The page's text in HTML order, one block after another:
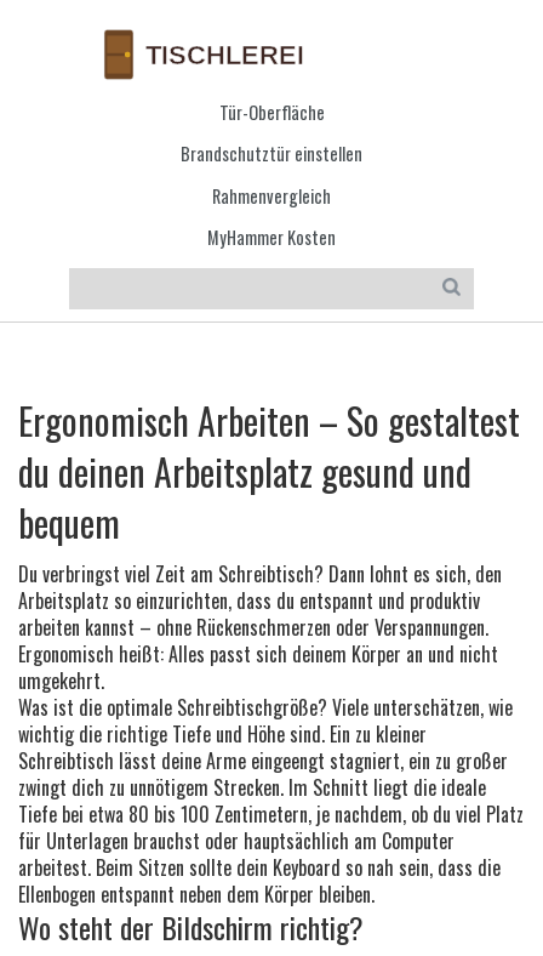
Tür-Oberfläche
Brandschutztür einstellen
Rahmenvergleich
MyHammer Kosten
Ergonomisch Arbeiten – So gestaltest
du deinen Arbeitsplatz gesund und
bequem
Du verbringst viel Zeit am Schreibtisch? Dann lohnt es sich, den
Arbeitsplatz so einzurichten, dass du entspannt und produktiv
arbeiten kannst – ohne Rückenschmerzen oder Verspannungen.
Ergonomisch heißt: Alles passt sich deinem Körper an und nicht
umgekehrt.
Was ist die optimale Schreibtischgröße? Viele unterschätzen, wie
wichtig die richtige Tiefe und Höhe sind. Ein zu kleiner
Schreibtisch lässt deine Arme eingeengt stagniert, ein zu großer
zwingt dich zu unnötigem Strecken. Im Schnitt liegt die ideale
Tiefe bei etwa 80 bis 100 Zentimetern, je nachdem, ob du viel Platz
für Unterlagen brauchst oder hauptsächlich am Computer
arbeitest. Beim Sitzen sollte dein Keyboard so nah sein, dass die
Ellenbogen entspannt neben dem Körper bleiben.
Wo steht der Bildschirm richtig?